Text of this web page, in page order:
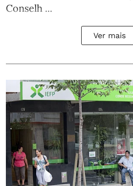
Conselh ...
Ver mais